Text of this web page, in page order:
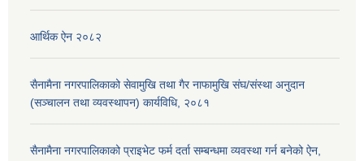
आर्थिक ऐन २०८२
सैनामैना नगरपालिकाको सेवामुखि तथा गैर नाफामुखि संघ/संस्था अनुदान
(सञ्चालन तथा व्यवस्थापन) कार्यविधि, २०८१
सैनामैना नगरपालिकाको प्राइभेट फर्म दर्ता सम्बन्धमा व्यवस्था गर्न बनेको ऐन,